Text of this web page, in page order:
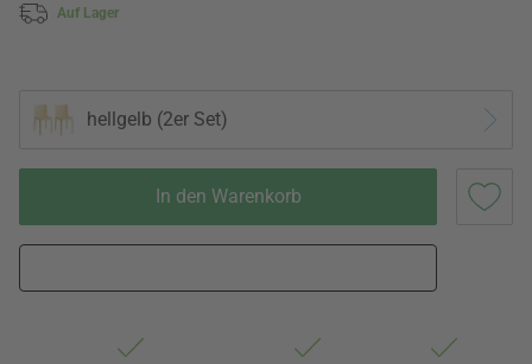
Auf Lager
hellgelb (2er Set)
In den Warenkorb